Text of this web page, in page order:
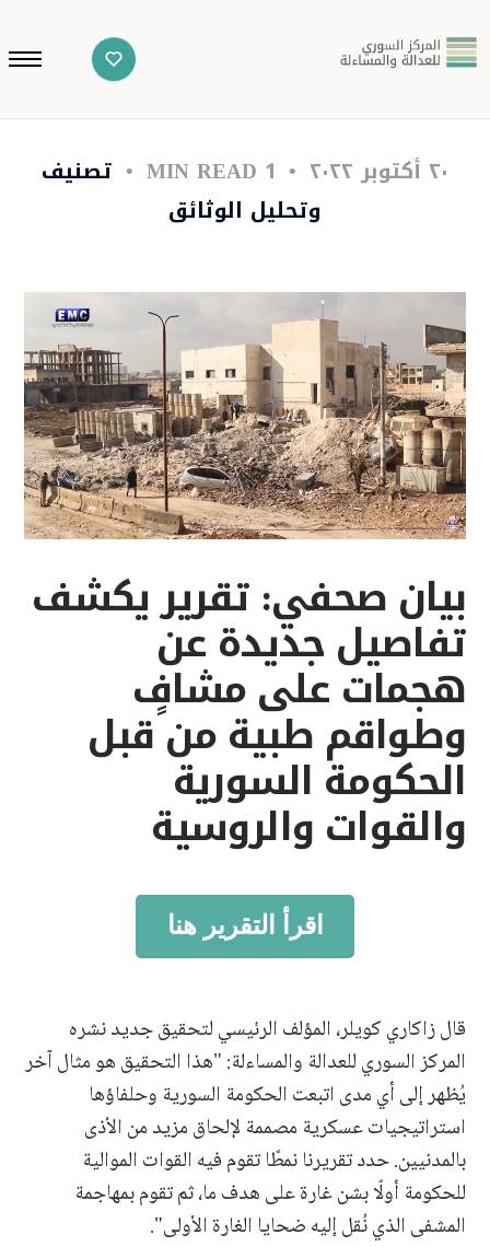
٢٠ أكتوبر ٢٠٢٢
تصنيف
وتحليل الوثائق
بيان صحفي: تقرير يكشف
تفاصيل جديدة عن
هجمات على مشافٍ
وطواقم طبية من قبل
الحكومة السورية
والقوات والروسية
اقرأ التقرير هنا
قال زاكاري كويلر، المؤلف الرئيسي لتحقيق جديد نشره
المركز السوري للعدالة والمساءلة: "هذا التحقيق هو مثال آخر
يُظهر إلى أي مدى اتبعت الحكومة السورية وحلفاؤها
استراتيجيات عسكرية مصممة لإلحاق مزيد من الأذى
بالمدنيين. حدد تقريرنا نمطًا تقوم فيه القوات الموالية
للحكومة أولًا بشن غارة على هدف ما، ثم تقوم بمهاجمة
المشفى الذي نُقل إليه ضحايا الغارة الأولى".